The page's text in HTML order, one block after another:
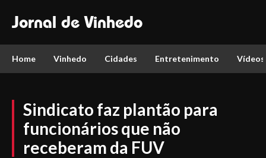
Jornal de Vinhedo
Home Vinhedo Cidades Entretenimento Vídeos
Sindicato faz plantão para
funcionários que não
receberam da FUV